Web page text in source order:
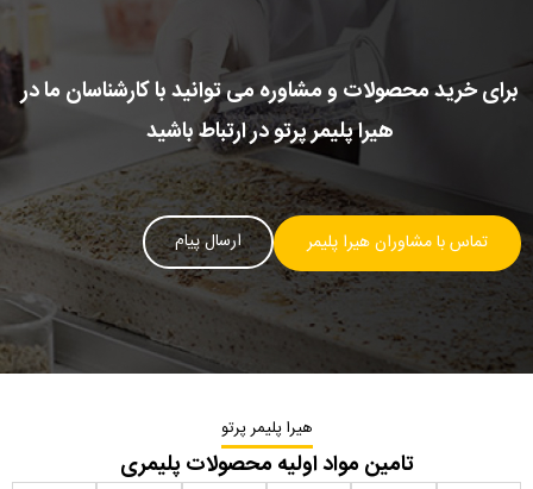
برای خرید محصولات و مشاوره می توانید با کارشناسان ما در
هیرا پلیمر پرتو در ارتباط باشید
تماس با مشاوران هیرا پلیمر ارسال پیام
هیرا پلیمر پرتو
تامین مواد اولیه محصولات پلیمری